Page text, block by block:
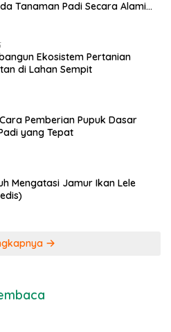
Tanaman Padi Secara Alami
Ekosistem Pertanian
di Lahan Sempit
Pemberian Pupuk Dasar
yang Tepat
Mengatasi Jamur Ikan Lele